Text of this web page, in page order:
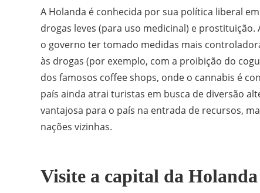
A Holanda é conhecida por sua política liberal
drogas leves (para uso medicinal) e prostituição.
o governo ter tomado medidas mais
às drogas (por exemplo, com a proibição do
dos famosos coffee shops, onde o cannabis é
país ainda atrai turistas em busca de diversão
vantajosa para o país na entrada de recursos,
nações vizinhas.
Visite a capital da Holanda